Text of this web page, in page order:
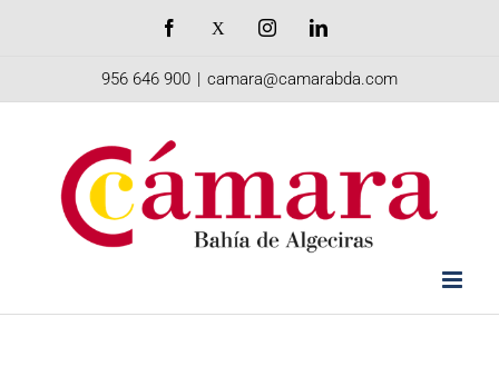
Facebook InstagramLinkedIn
956 646 900 | camara@camarabda.com